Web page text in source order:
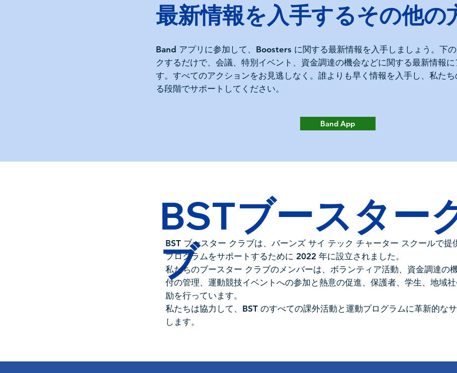
最新情報を入手するその他の
Band アプリに参加して、Boosters に関する最新情報を入手しましょう。下
クするだけで、会議、特別イベント、資金調達の機会などに関する最新情報に
す。すべてのアクションをお見逃しなく。誰よりも早く情報を入手し、私た
る段階でサポートしてください。
Band App
BSTブースター
ブ
BST ブースター クラブは、バーンズ サイ テック チャーター スクールで提
プログラムをサポートするために 2022 年に設立されました。
私たちのブースター クラブのメンバーは、ボランティア活動、資金調達の
付の管理、運動競技イベントへの参加と熱意の促進、保護者、学生、地域
励を行っています。
私たちは協力して、BST のすべての課外活動と運動プログラムに革新的な
します。